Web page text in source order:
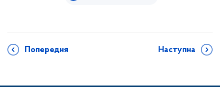
Попередня Наступна